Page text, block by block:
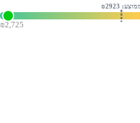
₪2,725
₪
2923